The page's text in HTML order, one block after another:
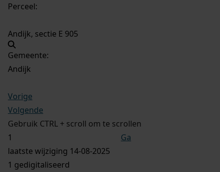
Perceel:
Andijk, sectie E 905
Gemeente:
Andijk
Vorige
Volgende
Gebruik CTRL + scroll om te scrollen
Ga
laatste wijziging 14-08-2025
1 gedigitaliseerd